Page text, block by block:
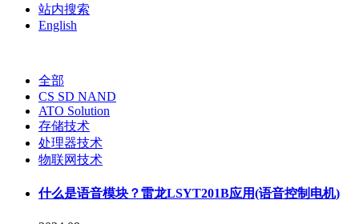
站内搜索
English
全部
CS SD NAND
ATO Solution
存储技术
处理器技术
物联网技术
什么是语音模块？雷龙LSYT201B应用(语音控制电机)